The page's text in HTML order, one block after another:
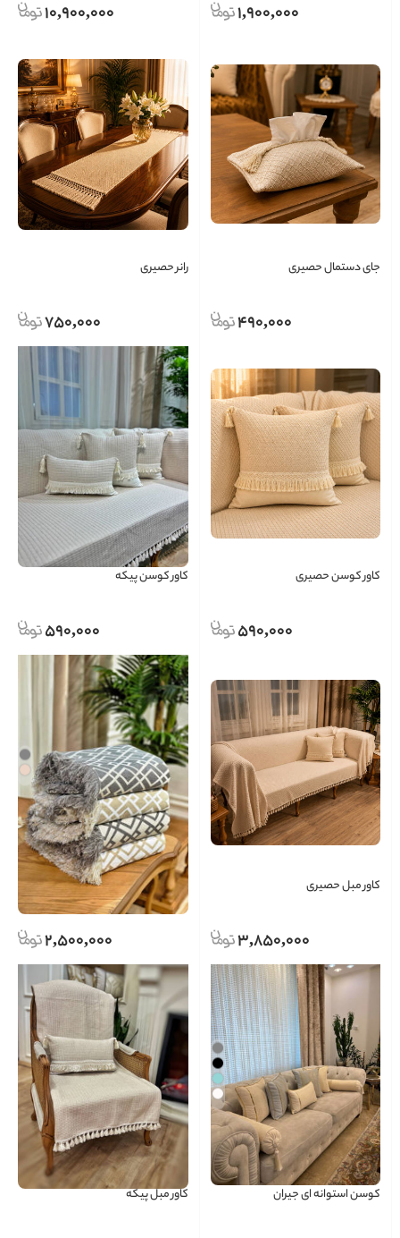
1,900,000
10,900,000
جای دستمال حصیری
490,000
رانر حصیری
750,000
کاور کوسن حصیری
590,000
کاور کوسن پیکه
590,000
کاور مبل حصیری
3,850,000
کاور مبل هومان
2,500,000
کوسن استوانه ای جیران کاور مبل پیکه